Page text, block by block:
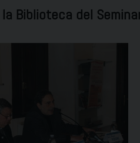
Biblioteca del